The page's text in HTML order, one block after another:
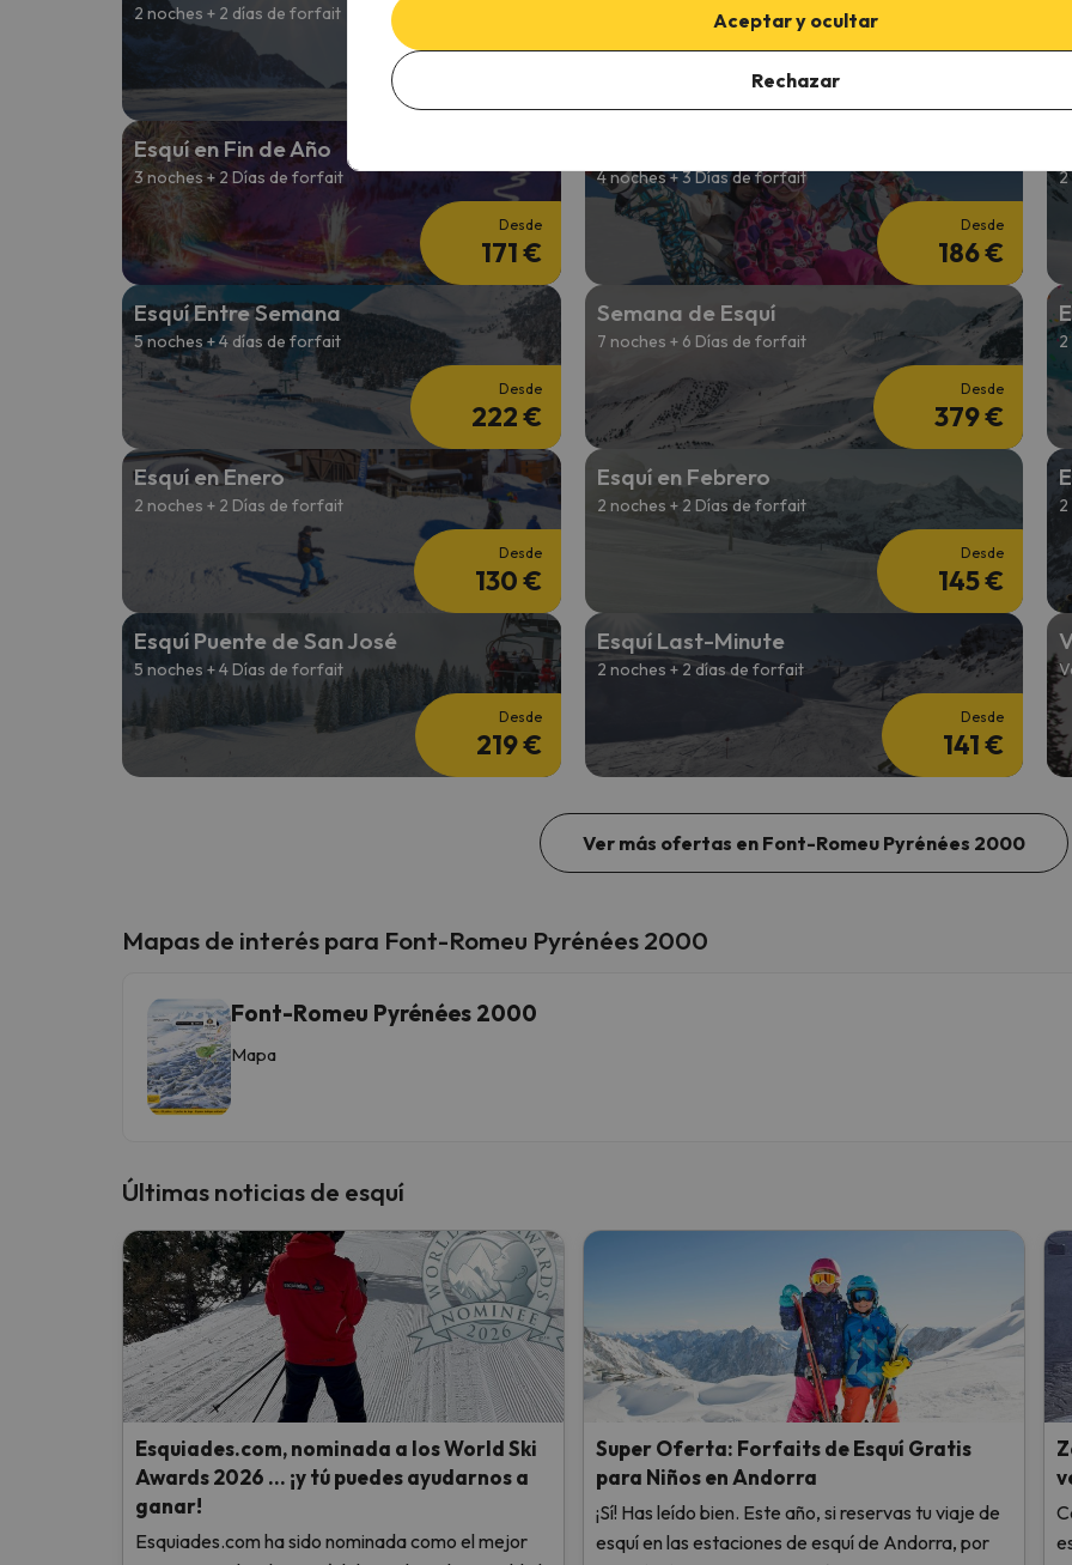
2 noches + 2 días de forfait 3 noches + 2 Días de forfait
Esquí en Fin de Año
3 noches + 2 Días de forfait
Desde
171 €
4 noches + 3 Días de forfait
Desde
186 €
Esquí Entre Semana
5 noches + 4 días de forfait
Desde
222 €
Semana de Esquí
7 noches + 6 Días de forfait
Desde
379 €
Esquí en Enero
2 noches + 2 Días de forfait
Desde
130 €
Esquí en Febrero
2 noches + 2 Días de forfait
Desde
145 €
Esquí Puente de San José
5 noches + 4 Días de forfait
Desde
219 €
Esquí Last-Minute
2 noches + 2 días de forfait
Desde
141 €
Ver más ofertas en Font-Romeu Pyrénées 2000
Mapas de interés para Font-Romeu Pyrénées 2000
Font-Romeu Pyrénées 2000
Mapa
Últimas noticias de esquí
Esquiades.com, nominada a los World Ski
Awards 2026 … ¡y tú puedes ayudarnos a
ganar!
Esquiades.com ha sido nominada como el mejor
Super Oferta: Forfaits de Esquí Gratis
para Niños en Andorra
¡Sí! Has leído bien. Este año, si reservas tu viaje de
esquí en las estaciones de esquí de Andorra, por
Aceptar y ocultar
Rechazar